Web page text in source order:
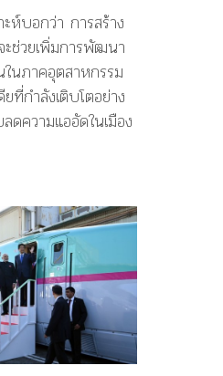
ห์บอกว่า การสร้าง
ะช่วยเพิ่มการพัฒนา
นภาคอุตสาหกรรม
ที่กำลังเติบโตอย่าง
ดความแออัดในเมือง